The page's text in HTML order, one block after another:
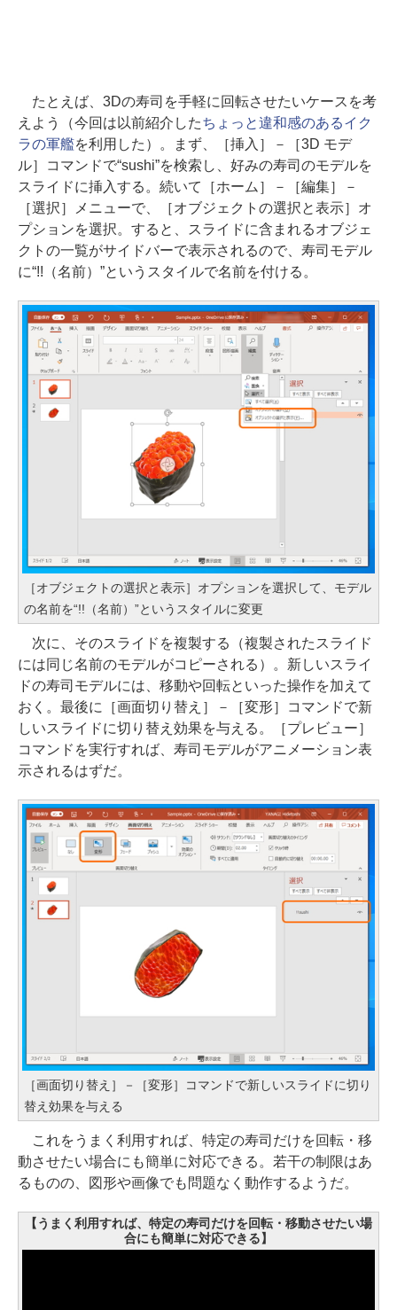
たとえば、3Dの寿司を手軽に回転させたいケースを考
えよう（今回は以前紹介したちょっと違和感のあるイク
ラの軍艦を利用した）。まず、［挿入］－［3D モデ
ル］コマンドで“sushi”を検索し、好みの寿司のモデルを
スライドに挿入する。続いて［ホーム］－［編集］－
［選択］メニューで、［オブジェクトの選択と表示］オ
プションを選択。すると、スライドに含まれるオブジェ
クトの一覧がサイドバーで表示されるので、寿司モデル
に“!!（名前）”というスタイルで名前を付ける。
［オブジェクトの選択と表示］オプションを選択して、モデル
の名前を“!!（名前）”というスタイルに変更
次に、そのスライドを複製する（複製されたスライド
には同じ名前のモデルがコピーされる）。新しいスライ
ドの寿司モデルには、移動や回転といった操作を加えて
おく。最後に［画面切り替え］－［変形］コマンドで新
しいスライドに切り替え効果を与える。［プレビュー］
コマンドを実行すれば、寿司モデルがアニメーション表
示されるはずだ。
［画面切り替え］－［変形］コマンドで新しいスライドに切り
替え効果を与える
これをうまく利用すれば、特定の寿司だけを回転・移
動させたい場合にも簡単に対応できる。若干の制限はあ
るものの、図形や画像でも問題なく動作するようだ。
【うまく利用すれば、特定の寿司だけを回転・移動させたい場
合にも簡単に対応できる】